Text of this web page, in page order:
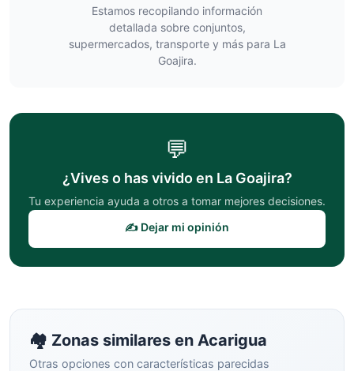
Estamos recopilando información
detallada sobre conjuntos,
supermercados, transporte y más para La
Goajira.
💬
¿Vives o has vivido en La Goajira?
Tu experiencia ayuda a otros a tomar mejores decisiones.
✍️ Dejar mi opinión
🏘️ Zonas similares en Acarigua
Otras opciones con características parecidas